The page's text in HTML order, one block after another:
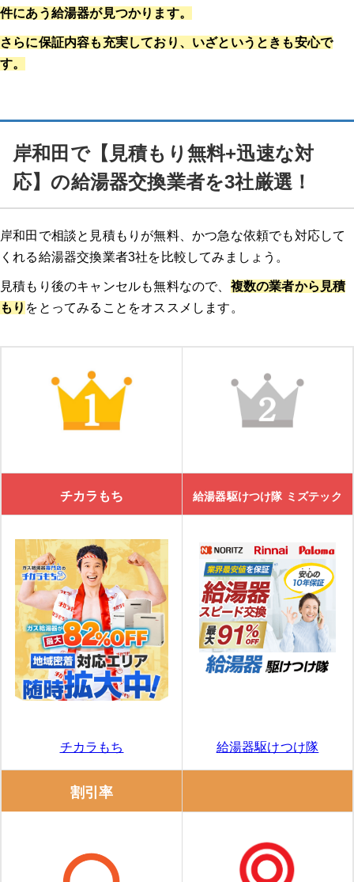
件にあう給湯器が見つかります。
さらに保証内容も充実しており、いざというときも安心で
す。
岸和田で【見積もり無料+迅速な対
応】の給湯器交換業者を3社厳選！
岸和田で相談と見積もりが無料、かつ急な依頼でも対応して
くれる給湯器交換業者3社を比較してみましょう。
見積もり後のキャンセルも無料なので、 複数の業者から見積
もり をとってみることをオススメします。
チカラもち 給湯器駆けつけ隊 ミズテック
チカラもち 給湯器駆けつけ隊
割引率